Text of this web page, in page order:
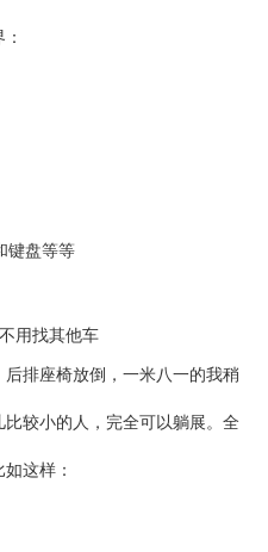
键盘等等
用找其他车
排座椅放倒，一米八一的我稍
较小的人，完全可以躺展。全
这样：